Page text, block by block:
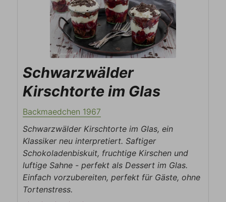
Schwarzwälder
Kirschtorte im Glas
Backmaedchen 1967
Schwarzwälder Kirschtorte im Glas, ein
Klassiker neu interpretiert. Saftiger
Schokoladenbiskuit, fruchtige Kirschen und
luftige Sahne - perfekt als Dessert im Glas.
Einfach vorzubereiten, perfekt für Gäste, ohne
Tortenstress.